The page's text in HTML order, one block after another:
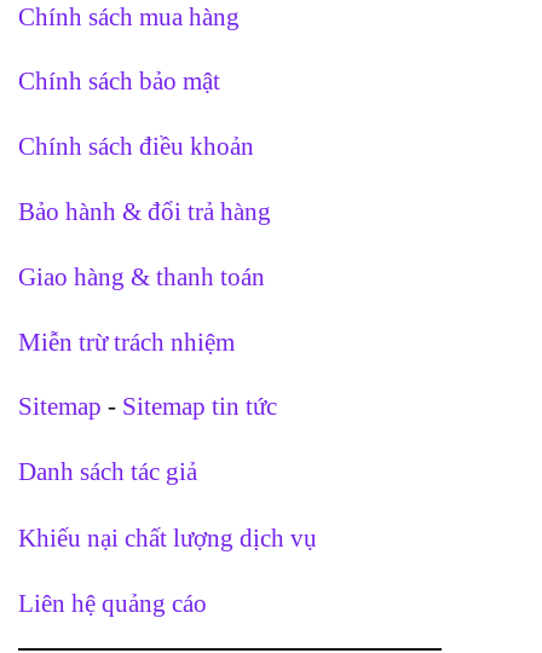
Chính sách mua hàng
Chính sách bảo mật
Chính sách điều khoản
Bảo hành & đổi trả hàng
Giao hàng & thanh toán
Miễn trừ trách nhiệm
Sitemap - Sitemap tin tức
Danh sách tác giả
Khiếu nại chất lượng dịch vụ
Liên hệ quảng cáo